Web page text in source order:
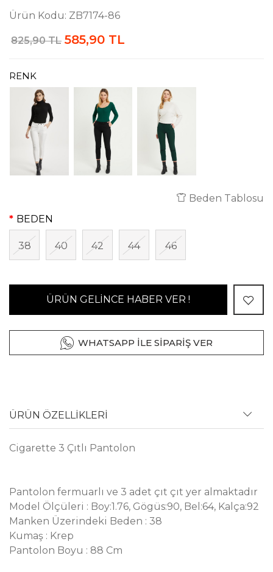
Ürün Kodu: ZB7174-86
825,90 TL 585,90 TL
RENK
Beden Tablosu
BEDEN
38 40 42 44 46
ÜRÜN GELİNCE HABER VER !
WHATSAPP İLE SİPARİŞ VER
ÜRÜN ÖZELLİKLERİ
Cigarette 3 Çıtlı Pantolon
Pantolon fermuarlı ve 3 adet çıt çıt yer almaktadır
Model Ölçüleri : Boy:1.76, Gögüs:90, Bel:64, Kalça:92
Manken Üzerindeki Beden : 38
Kumaş : Krep
Pantolon Boyu : 88 Cm